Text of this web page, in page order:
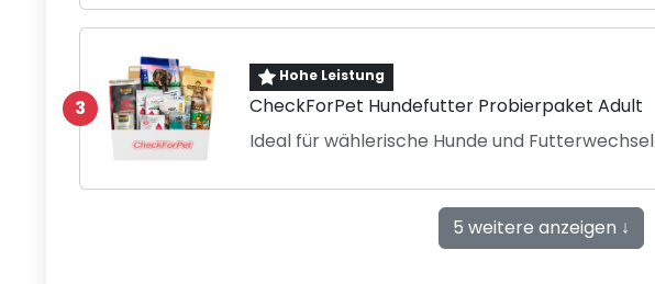
3
Hohe Leistung
CheckForPet Hundefutter Probierpaket Adult
Ideal für wählerische Hunde und Futterwechsel
5 weitere anzeigen ↓